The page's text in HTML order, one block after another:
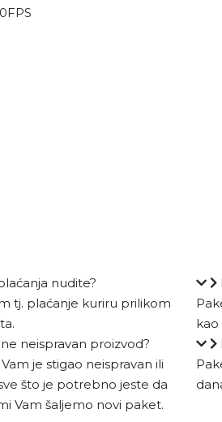
nudite?
tj. plaćanje kuriru prilikom
neispravan proizvod?
je stigao neispravan ili
što je potrebno jeste da
Vam šaljemo novi paket.
kao